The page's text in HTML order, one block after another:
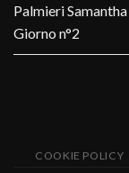
Palmieri Samantha
Giorno n°2
COOKIE POLICY